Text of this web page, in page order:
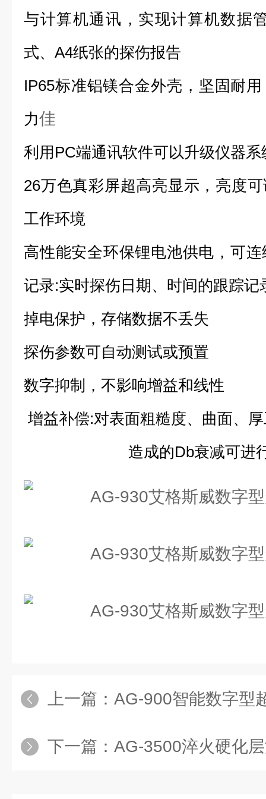
与计算机通讯，实现计算机数据
式、A4纸张的探伤报告
IP65标准铝镁合金外壳，坚固耐
力佳
利用PC端通讯软件可以升级仪器系
26万色真彩屏超高亮显示，亮度
工作环境
高性能安全环保锂电池供电，可
记录:实时探伤日期、时间的跟踪记
掉电保护，存储数据不丢失
探伤参数可自动测试或预置
数字抑制，不影响增益和线性
增益补偿:对表面粗糙度、曲面、
造成的Db衰减可进
上一篇： AG-900智能数字型
下一篇： AG-3500淬火硬化